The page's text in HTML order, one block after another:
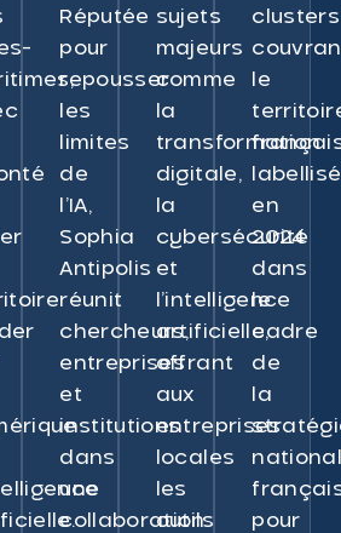
Réputée
pour
repousser
les
limites
de
l’IA,
Sophia
Antipolis
réunit
chercheurs,
entreprises
et
institutions
dans
une
collaboration
sujets
majeurs
comme
la
transformation
digitale,
la
cybersécurité
et
l’intelligence
artificielle,
offrant
aux
entreprises
locales
les
outils
clusters
le
en
2024
dans
le
cadre
de
la
pour